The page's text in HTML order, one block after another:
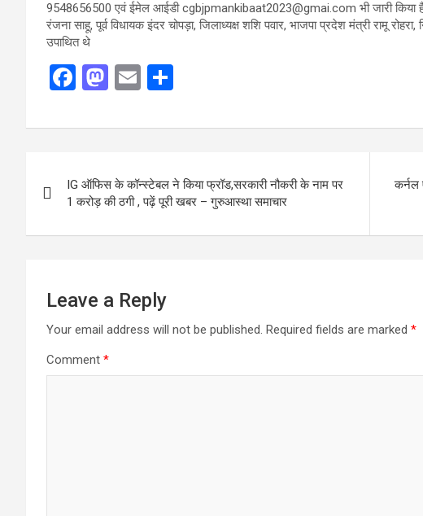
9548656500 एवं ईमेल आईडी cgbjpmankibaat2023@gmai.com भी जारी किया है।
रंजना साहू, पूर्व विधायक इंदर चोपड़ा, जिलाध्यक्ष शशि पवार, भाजपा प्रदेश मंत्री रामू
उपाथित थे
F
ce
o
o
k
M
st
d
o
n
E
ail ar
navigation
IG ऑफिस के कॉन्स्टेबल ने किया फ्रॉड,सरकारी नौकरी के नाम पर
1 करोड़ की ठगी , पढ़ें पूरी खबर – गुरुआस्था समाचार
कर्नल
Leave a Reply
Your email address will not be published. Required fields are marked *
Comment *